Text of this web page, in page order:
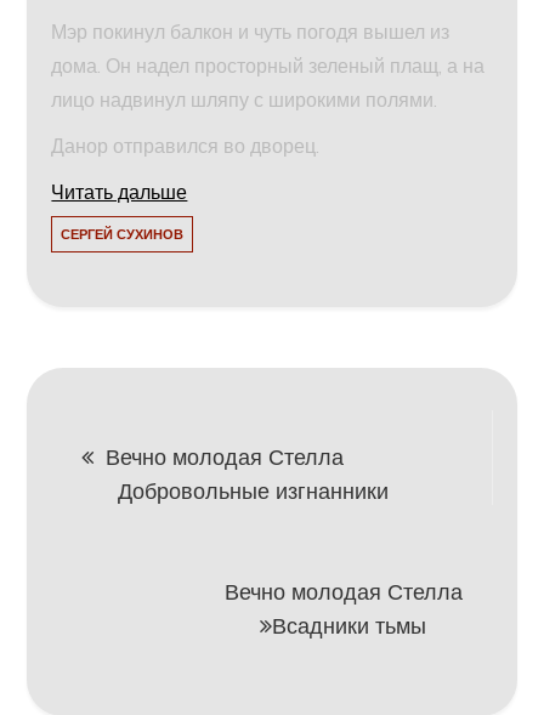
Мэр покинул балкон и чуть погодя вышел из
дома. Он надел просторный зеленый плащ, а на
лицо надвинул шляпу с широкими полями.
Данор отправился во дворец.
Читать дальше
СЕРГЕЙ СУХИНОВ
Навигация
записям
Вечно молодая Стелла
Добровольные изгнанники
Вечно молодая Стелла
Всадники тьмы